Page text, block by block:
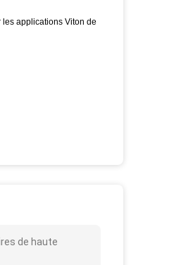
applications Viton de
de haute